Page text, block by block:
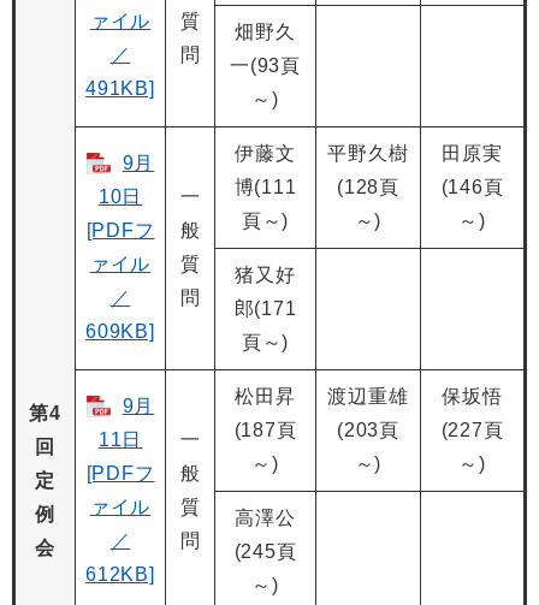
第4
回
定
例
会
ァイル
／
491KB]
質
問
畑野久
一(93頁
～)
9月
10日
[PDFフ
ァイル
／
609KB]
一
般
質
問
伊藤文
博(111
頁～)
平野久樹
(128頁
～)
田原実
(146頁
～)
猪又好
郎(171
頁～)
9月
11日
[PDFフ
ァイル
／
612KB]
一
般
質
問
松田昇
(187頁
～)
渡辺重雄
(203頁
～)
保坂悟
(227頁
～)
高澤公
(245頁
～)